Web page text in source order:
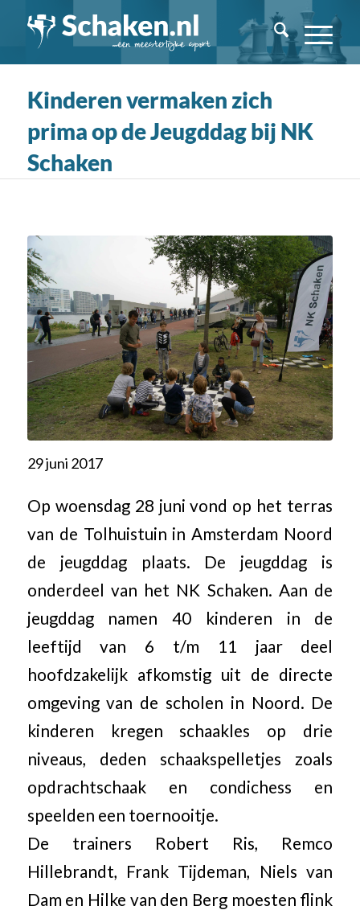
Kinderen vermaken zich
prima op de Jeugddag bij NK
Schaken
29 juni 2017
Op woensdag 28 juni vond op het terras
van de Tolhuistuin in Amsterdam Noord
de jeugddag plaats. De jeugddag is
onderdeel van het NK Schaken. Aan de
jeugddag namen 40 kinderen in de
leeftijd van 6 t/m 11 jaar deel
hoofdzakelijk afkomstig uit de directe
omgeving van de scholen in Noord. De
kinderen kregen schaakles op drie
niveaus, deden schaakspelletjes zoals
opdrachtschaak en condichess en
speelden een toernooitje.
De trainers Robert Ris, Remco
Hillebrandt, Frank Tijdeman, Niels van
Dam en Hilke van den Berg moesten flink